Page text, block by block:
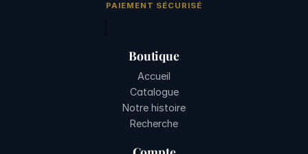
PAIEMENT SÉCURISÉ
Boutique
Accueil
Catalogue
Notre histoire
Recherche